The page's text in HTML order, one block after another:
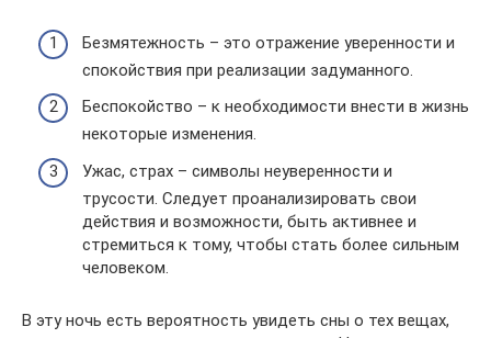
Безмятежность – это отражение уверенности и
спокойствия при реализации задуманного.
Беспокойство – к необходимости внести в жизнь
некоторые изменения.
Ужас, страх – символы неуверенности и
трусости. Следует проанализировать свои
действия и возможности, быть активнее и
стремиться к тому, чтобы стать более сильным
человеком.
В эту ночь есть вероятность увидеть сны о тех вещах,